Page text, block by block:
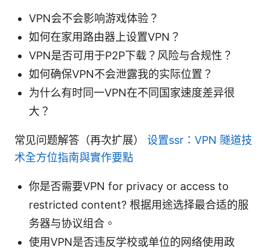
VPN会不会影响游戏体验？
如何在家用路由器上设置VPN？
VPN是否可用于P2P下载？风险与合规性？
如何确保VPN不会泄露我的实际位置？
为什么有时同一VPN在不同国家速度差异很
大？
常见问题解答（再次扩展） 设置ssr：VPN 隧道技
术全方位指南與實作要點
你是否需要VPN for privacy or access to
restricted content? 根据用途选择最合适的服
务器与协议组合。
使用VPN是否违反学校或单位的网络使用政